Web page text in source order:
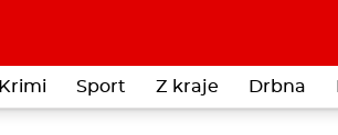
Krimi Sport Z kraje Drbna